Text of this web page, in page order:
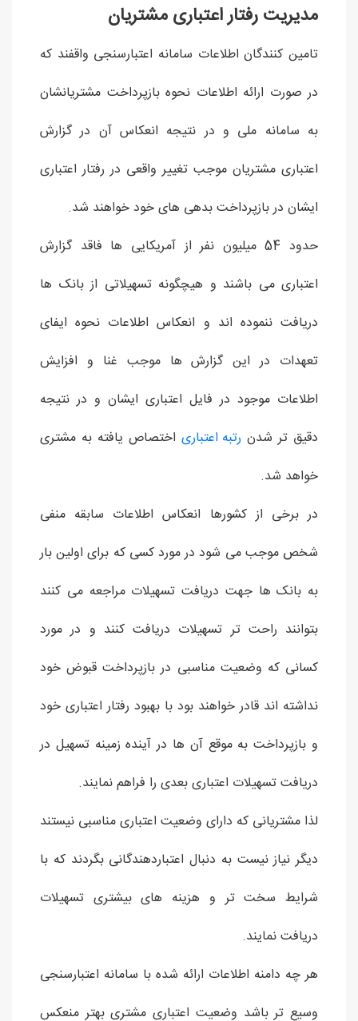
مدیریت رفتار اعتباری مشتریان
تامین کنندگان اطلاعات سامانه اعتبارسنجی واقفند که
در صورت ارائه اطلاعات نحوه بازپرداخت مشتریانشان
به سامانه ملی و در نتیجه انعکاس آن در گزارش
اعتباری مشتریان موجب تغییر واقعی در رفتار اعتباری
ایشان در بازپرداخت بدهی های خود خواهند شد.
حدود 54 میلیون نفر از آمریکایی ها فاقد گزارش
اعتباری می باشند و هیچگونه تسهیلاتی از بانک ها
دریافت ننموده اند و انعکاس اطلاعات نحوه ایفای
تعهدات در این گزارش ها موجب غنا و افزایش
اطلاعات موجود در فایل اعتباری ایشان و در نتیجه
دقیق تر شدن رتبه اعتباری اختصاص یافته به مشتری
خواهد شد.
در برخی از کشورها انعکاس اطلاعات سابقه منفی
شخص موجب می شود در مورد کسی که برای اولین بار
به بانک ها جهت دریافت تسهیلات مراجعه می کنند
بتوانند راحت تر تسهیلات دریافت کنند و در مورد
کسانی که وضعیت مناسبی در بازپرداخت قبوض خود
نداشته اند قادر خواهند بود با بهبود رفتار اعتباری خود
و بازپرداخت به موقع آن ها در آینده زمینه تسهیل در
دریافت تسهیلات اعتباری بعدی را فراهم نمایند.
لذا مشتریانی که دارای وضعیت اعتباری مناسبی نیستند
دیگر نیاز نیست به دنبال اعتباردهندگانی بگردند که با
شرایط سخت تر و هزینه های بیشتری تسهیلات
دریافت نمایند.
هر چه دامنه اطلاعات ارائه شده با سامانه اعتبارسنجی
وسیع تر باشد وضعیت اعتباری مشتری بهتر منعکس